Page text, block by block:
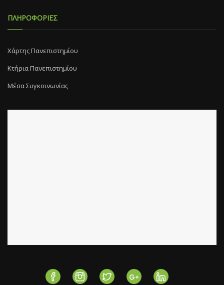
ΠΛΗΡΟΦΟΡΙΕΣ
Χάρτης Πανεπιστημίου
Κτήρια Πανεπιστημίου
Μέσα Συγκοινωνίας